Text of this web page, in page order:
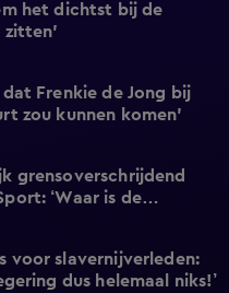
het dichtst bij de
zitten'
Frenkie de Jong bij
zou kunnen komen'
grensoverschrijdend
‘Waar is de
de mensen?’
voor slavernijverleden:
dus helemaal niks!’